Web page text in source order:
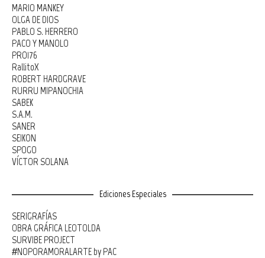
MARIO MANKEY
OLGA DE DIOS
PABLO S. HERRERO
PACO Y MANOLO
PRO176
RallitoX
ROBERT HARDGRAVE
RURRU MIPANOCHIA
SABEK
S.A.M.
SANER
SEIKON
SPOGO
VÍCTOR SOLANA
Ediciones Especiales
SERIGRAFÍAS
OBRA GRÁFICA LEOTOLDA
SURVIBE PROJECT
#NOPORAMORALARTE by PAC